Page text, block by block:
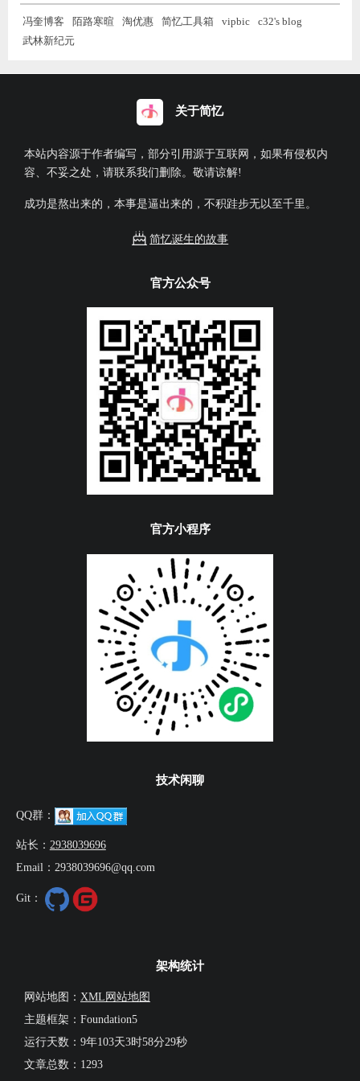
冯奎博客 陌路寒暄 淘优惠 简忆工具箱 vipbic
c32's blog
武林新纪元
关于简忆
本站内容源于作者编写，部分引用源于互联网，如果有侵权内
容、不妥之处，请联系我们删除。敬请谅解!
成功是熬出来的，本事是逼出来的，不积跬步无以至千里。
简忆诞生的故事
官方公众号
官方小程序
技术闲聊
QQ群：
站长： 2938039696
Email：2938039696@qq.com
Git：
架构统计
网站地图： XML网站地图
主题框架：Foundation5
运行天数： 9年103天3时58分30秒
文章总数：1293